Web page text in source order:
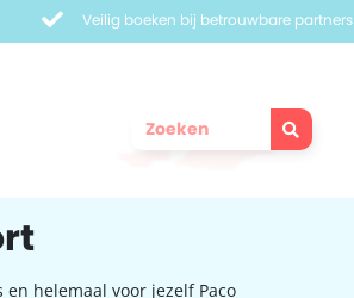
Veilig boeken bij betrouwbare partners
en helemaal voor jezelf Paco